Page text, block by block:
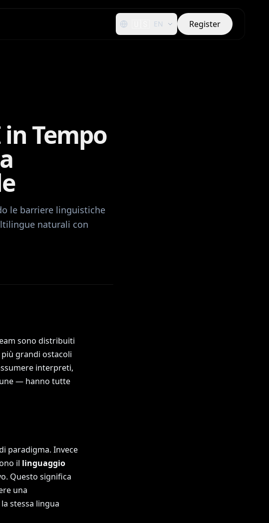
EN Register
Tempo
le barriere linguistiche
naturali con
sono distribuiti
grandi ostacoli
interpreti,
— hanno tutte
paradigma. Invece
il linguaggio
Questo significa
una
stessa lingua